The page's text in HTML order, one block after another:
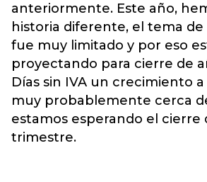
anteriormente. Este año,
historia diferente, el tema
fue muy limitado y por eso
proyectando para cierre de
Días sin IVA un crecimiento
muy probablemente cerca
estamos esperando el cierre
trimestre.